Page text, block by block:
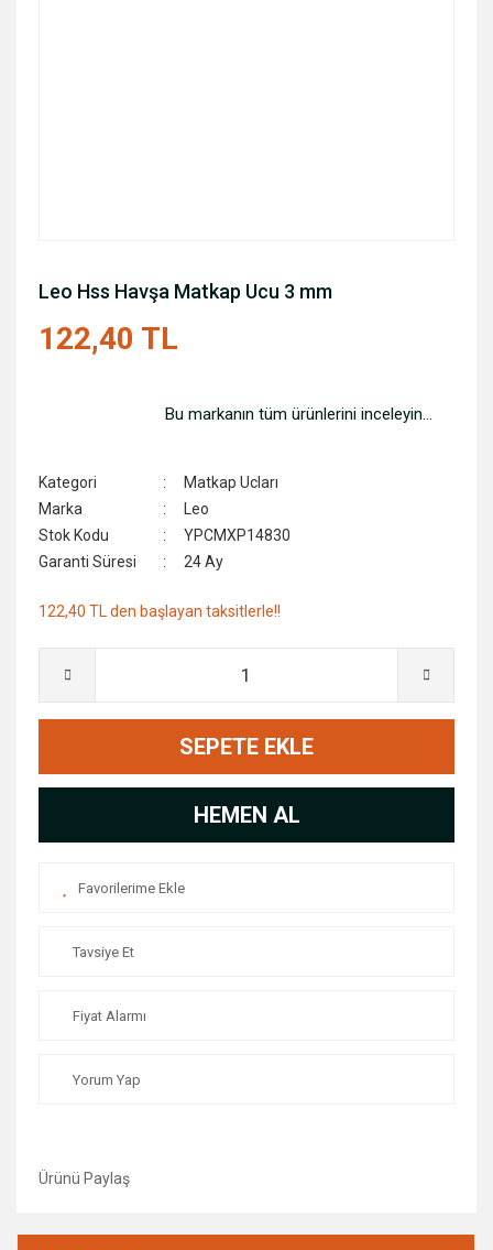
Leo Hss Havşa Matkap Ucu 3 mm
122,40 TL
Bu markanın tüm ürünlerini inceleyin...
Kategori
Matkap Ucları
Marka
Leo
Stok Kodu
YPCMXP14830
Garanti Süresi
24 Ay
122,40 TL den başlayan taksitlerle!!
SEPETE EKLE
HEMEN AL
Tavsiye Et
Fiyat Alarmı
Yorum Yap
Ürünü Paylaş